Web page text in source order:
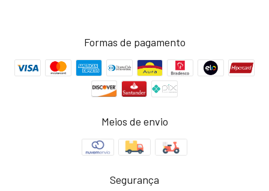
Formas de pagamento
Meios de envio
Segurança